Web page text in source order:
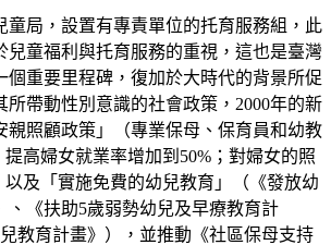
童局，設置有專責單位的托育服務組，此
兒童福利與托育服務的重視，這也是臺灣
個重要里程碑，復加於大時代的背景所促
所帶動性別意識的社會政策，2000年的新
親照顧政策」（專業保母、保育員和幼教
高婦女就業率增加到50%；對婦女的照
以及「實施免費的幼兒教育」（《發放幼
、《扶助5歲弱勢幼兒及早療教育計
教育計畫》），並推動《社區保母支持